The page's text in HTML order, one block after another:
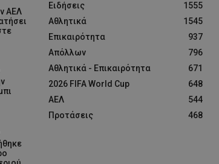
ΑΕΛ
Ειδήσεις
1555
Αθλητικά
1545
Επικαιρότητα
937
Απόλλων
796
Αθλητικά - Επικαιρότητα
671
2026 FIFA World Cup
648
ΑΕΛ
544
Προτάσεις
468